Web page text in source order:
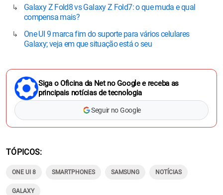
Galaxy Z Fold8 vs Galaxy Z Fold7: o que muda e qual
compensa mais?
One UI 9 marca fim do suporte para vários celulares
Galaxy; veja em que situação está o seu
Siga o Oficina da Net no Google e receba as
principais notícias de tecnologia
Seguir no Google
TÓPICOS
ONE UI 8 SMARTPHONES SAMSUNG NOTÍCIAS
GALAXY